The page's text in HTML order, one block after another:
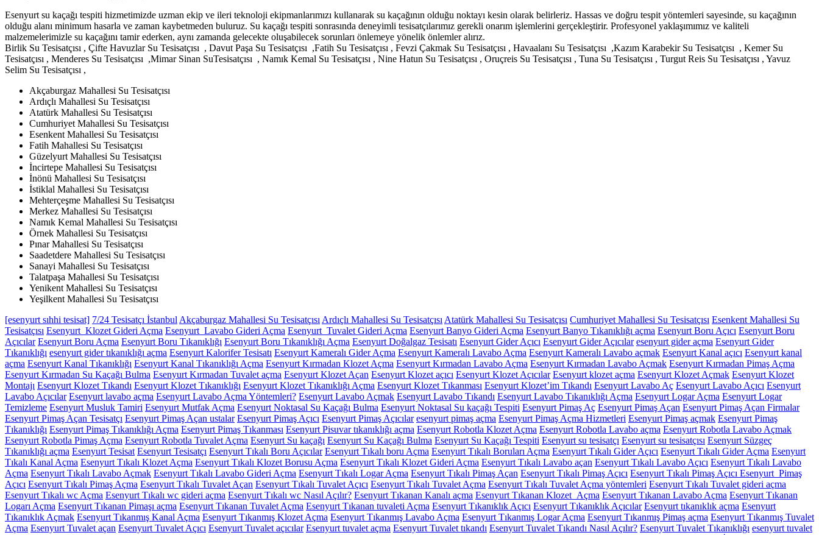
Esenyurt su kaçağı tespiti hizmetimizde uzman ekip ve ileri teknoloji ekipmanlarımızı kullanarak su kaçağının olduğu noktayı kesin olarak belirleriz. Hassas ve doğru tespit yöntemleri sayesinde, su kaçağının
olduğu alanı minimum hasarla ve zaman kaybetmeden buluruz. Su kaçağı tespiti sonrasında deneyimli tesisatçılarımız gerekli onarım işlemlerini gerçekleştirir. Profesyonel yaklaşımımız ve kaliteli
malzemelerimizle su kaçağını tamir ederken, aynı zamanda gelecekte oluşabilecek sorunları önlemeye yönelik önlemler alırız.
Birlik Su Tesisatçısı , Çifte Havuzlar Su Tesisatçısı , Davut Paşa Su Tesisatçısı ,Fatih Su Tesisatçısı , Fevzi Çakmak Su Tesisatçısı , Havaalanı Su Tesisatçısı ,Kazım Karabekir Su Tesisatçısı , Kemer Su
Tesisatçısı , Menderes Su Tesisatçısı ,Mimar Sinan SuTesisatçısı , Namık Kemal Su Tesisatçısı , Nine Hatun Su Tesisatçısı , Oruçreis Su Tesisatçısı , Tuna Su Tesisatçısı , Turgut Reis Su Tesisatçısı , Yavuz
Selim Su Tesisatçısı ,
Akçaburgaz Mahallesi Su Tesisatçısı
Ardıçlı Mahallesi Su Tesisatçısı
Atatürk Mahallesi Su Tesisatçısı
Cumhuriyet Mahallesi Su Tesisatçısı
Esenkent Mahallesi Su Tesisatçısı
Fatih Mahallesi Su Tesisatçısı
Güzelyurt Mahallesi Su Tesisatçısı
İncirtepe Mahallesi Su Tesisatçısı
İnönü Mahallesi Su Tesisatçısı
İstiklal Mahallesi Su Tesisatçısı
Mehterçeşme Mahallesi Su Tesisatçısı
Merkez Mahallesi Su Tesisatçısı
Namık Kemal Mahallesi Su Tesisatçısı
Örnek Mahallesi Su Tesisatçısı
Pınar Mahallesi Su Tesisatçısı
Saadetdere Mahallesi Su Tesisatçısı
Sanayi Mahallesi Su Tesisatçısı
Talatpaşa Mahallesi Su Tesisatçısı
Yenikent Mahallesi Su Tesisatçısı
Yeşilkent Mahallesi Su Tesisatçısı
[esenyurt sıhhi tesisat] 7/24 Tesisatçı İstanbul Akçaburgaz Mahallesi Su Tesisatçısı Ardıçlı Mahallesi Su Tesisatçısı Atatürk Mahallesi Su Tesisatçısı Cumhuriyet Mahallesi Su Tesisatçısı Esenkent Mahallesi Su
Tesisatçısı Esenyurt Klozet Gideri Açma Esenyurt Lavabo Gideri Açma Esenyurt Tuvalet Gideri Açma Esenyurt Banyo Gideri Açma Esenyurt Banyo Tıkanıklığı açma Esenyurt Boru Açıcı Esenyurt Boru
Açıcılar Esenyurt Boru Açma Esenyurt Boru Tıkanıklığı Esenyurt Boru Tıkanıklığı Açma Esenyurt Doğalgaz Tesisatı Esenyurt Gider Açıcı Esenyurt Gider Açıcılar esenyurt gider açma Esenyurt Gider
Tıkanıklığı esenyurt gider tıkanıklığı açma Esenyurt Kalorifer Tesisatı Esenyurt Kameralı Gider Açma Esenyurt Kameralı Lavabo Açma Esenyurt Kameralı Lavabo açmak Esenyurt Kanal açıcı Esenyurt kanal
açma Esenyurt Kanal Tıkanıklığı Esenyurt Kanal Tıkanıklığı Açma Esenyurt Kırmadan Klozet Açma Esenyurt Kırmadan Lavabo Açma Esenyurt Kırmadan Lavabo Açmak Esenyurt Kırmadan Pimaş Açma
Esenyurt Kırmadan Su Kaçağı Bulma Esenyurt Kırmadan Tuvalet açma Esenyurt Klozet Açan Esenyurt Klozet açıcı Esenyurt Klozet Açıcılar Esenyurt klozet açma Esenyurt Klozet Açmak Esenyurt Klozet
Montajı Esenyurt Klozet Tıkandı Esenyurt Klozet Tıkanıklığı Esenyurt Klozet Tıkanıklığı Açma Esenyurt Klozet Tıkanması Esenyurt Klozet’im Tıkandı Esenyurt Lavabo Aç Esenyurt Lavabo Açıcı Esenyurt
Lavabo Açıcılar Esenyurt lavabo açma Esenyurt Lavabo Açma Yöntemleri? Esenyurt Lavabo Açmak Esenyurt Lavabo Tıkandı Esenyurt Lavabo Tıkanıklığı Açma Esenyurt Logar Açma Esenyurt Logar
Temizleme Esenyurt Musluk Tamiri Esenyurt Mutfak Açma Esenyurt Noktasal Su Kaçağı Bulma Esenyurt Noktasal Su kaçağı Tespiti Esenyurt Pimaş Aç Esenyurt Pimaş Açan Esenyurt Pimaş Açan Firmalar
Esenyurt Pimaş Açan Tesisatçı Esenyurt Pimaş Açan ustalar Esenyurt Pimaş Açıcı Esenyurt Pimaş Açıcılar esenyurt pimaş açma Esenyurt Pimaş Açma Hizmetleri Esenyurt Pimaş açmak Esenyurt Pimaş
Tıkanıklığı Esenyurt Pimaş Tıkanıklığı Açma Esenyurt Pimaş Tıkanması Esenyurt Pisuvar tıkanıklığı açma Esenyurt Robotla Klozet Açma Esenyurt Robotla Lavabo açma Esenyurt Robotla Lavabo Açmak
Esenyurt Robotla Pimaş Açma Esenyurt Robotla Tuvalet Açma Esenyurt Su kaçağı Esenyurt Su Kaçağı Bulma Esenyurt Su Kaçağı Tespiti Esenyurt su tesisatçı Esenyurt su tesisatçısı Esenyurt Süzgeç
Tıkanıklığı açma Esenyurt Tesisat Esenyurt Tesisatçı Esenyurt Tıkalı Boru Açıcılar Esenyurt Tıkalı boru Açma Esenyurt Tıkalı Boruları Açma Esenyurt Tıkalı Gider Açıcı Esenyurt Tıkalı Gider Açma Esenyurt
Tıkalı Kanal Açma Esenyurt Tıkalı Klozet Açma Esenyurt Tıkalı Klozet Borusu Açma Esenyurt Tıkalı Klozet Gideri Açma Esenyurt Tıkalı Lavabo açan Esenyurt Tıkalı Lavabo Açıcı Esenyurt Tıkalı Lavabo
Açma Esenyurt Tıkalı Lavabo Açmak Esenyurt Tıkalı Lavabo Gideri Açma Esenyurt Tıkalı Logar Açma Esenyurt Tıkalı Pimaş Açan Esenyurt Tıkalı Pimaş Açıcı Esenyurt Tıkalı Pimaş Açıcı Esenyurt Pimaş
Açıcı Esenyurt Tıkalı Pimaş Açma Esenyurt Tıkalı Tuvalet Açan Esenyurt Tıkalı Tuvalet Açıcı Esenyurt Tıkalı Tuvalet Açma Esenyurt Tıkalı Tuvalet Açma yöntemleri Esenyurt Tıkalı Tuvalet gideri açma
Esenyurt Tıkalı wc Açma Esenyurt Tıkalı wc gideri açma Esenyurt Tıkalı wc Nasıl Açılır? Esenyurt Tıkanan Kanalı açma Esenyurt Tıkanan Klozet Açma Esenyurt Tıkanan Lavabo Açma Esenyurt Tıkanan
Logarı Açma Esenyurt Tıkanan Pimaşı açma Esenyurt Tıkanan Tuvalet Açma Esenyurt Tıkanan tuvaleti Açma Esenyurt Tıkanıklık Açıcı Esenyurt Tıkanıklık Açıcılar Esenyurt tıkanıklık açma Esenyurt
Tıkanıklık Açmak Esenyurt Tıkanmış Kanal Açma Esenyurt Tıkanmış Klozet Açma Esenyurt Tıkanmış Lavabo Açma Esenyurt Tıkanmış Logar Açma Esenyurt Tıkanmış Pimaş açma Esenyurt Tıkanmış Tuvalet
Açma Esenyurt Tuvalet açan Esenyurt Tuvalet Açıcı Esenyurt Tuvalet açıcılar Esenyurt tuvalet açma Esenyurt Tuvalet tıkandı Esenyurt Tuvalet Tıkandı Nasıl Açılır? Esenyurt Tuvalet Tıkanıklığı esenyurt tuvalet